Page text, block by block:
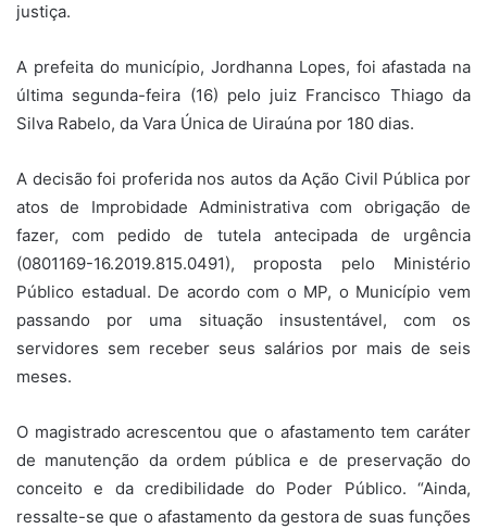
justiça.
A prefeita do município, Jordhanna Lopes, foi afastada na
última segunda-feira (16) pelo juiz Francisco Thiago da
Silva Rabelo, da Vara Única de Uiraúna por 180 dias.
A decisão foi proferida nos autos da Ação Civil Pública por
atos de Improbidade Administrativa com obrigação de
fazer, com pedido de tutela antecipada de urgência
(0801169-16.2019.815.0491), proposta pelo Ministério
Público estadual. De acordo com o MP, o Município vem
passando por uma situação insustentável, com os
servidores sem receber seus salários por mais de seis
meses.
O magistrado acrescentou que o afastamento tem caráter
de manutenção da ordem pública e de preservação do
conceito e da credibilidade do Poder Público. “Ainda,
ressalte-se que o afastamento da gestora de suas funções